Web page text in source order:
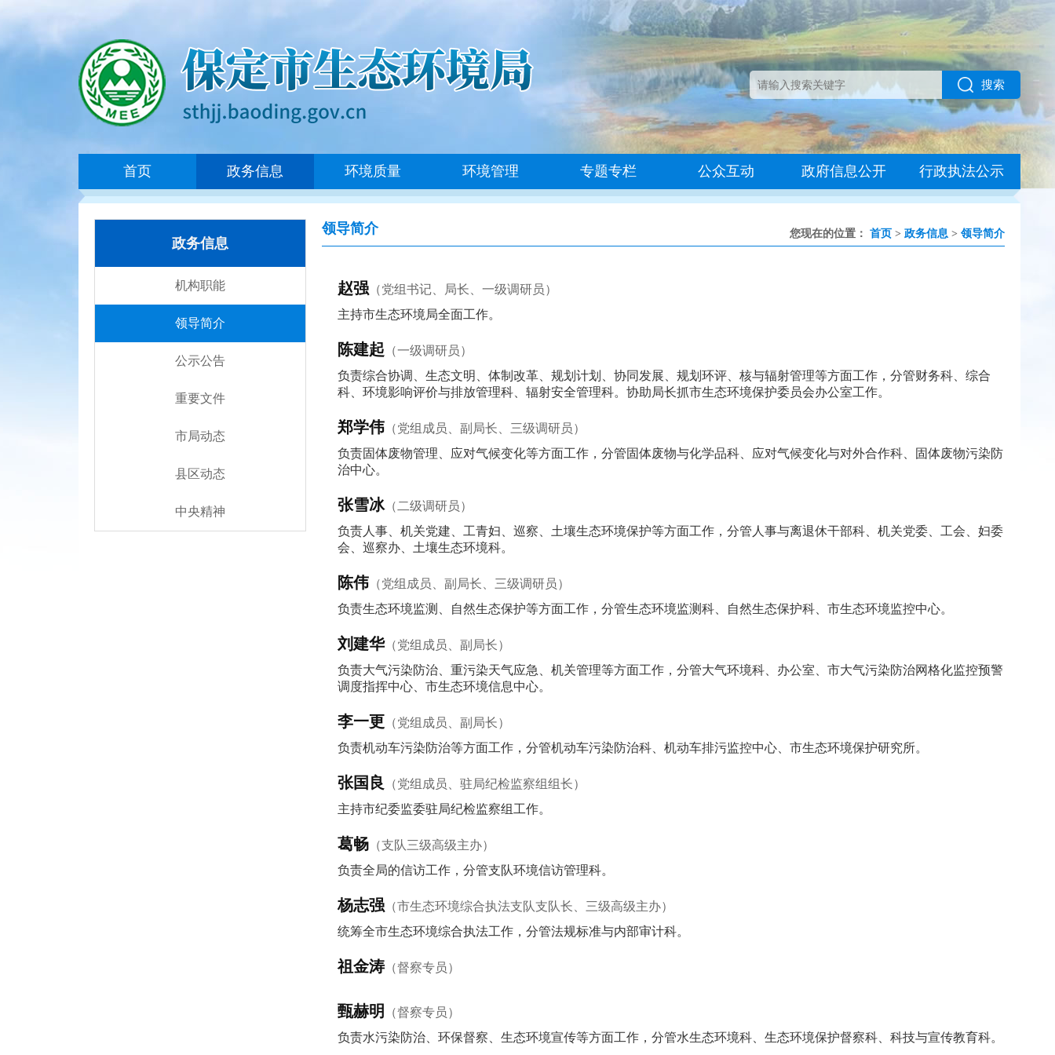
搜索
首页 政务信息 环境质量 环境管理 专题专栏 公众互动 政府信息公开 行政执法公示
政务信息
机构职能
领导简介
公示公告
重要文件
市局动态
县区动态
中央精神
领导简介 您现在的位置： 首页 > 政务信息 > 领导简介
赵强 （党组书记、局长、一级调研员）
主持市生态环境局全面工作。
陈建起 （一级调研员）
负责综合协调、生态文明、体制改革、规划计划、协同发展、规划环评、核与辐射管理等方面工作，分管财务科、综合
科、环境影响评价与排放管理科、辐射安全管理科。协助局长抓市生态环境保护委员会办公室工作。
郑学伟 （党组成员、副局长、三级调研员）
负责固体废物管理、应对气候变化等方面工作，分管固体废物与化学品科、应对气候变化与对外合作科、固体废物污染防
治中心。
张雪冰（二级调研员）
负责人事、机关党建、工青妇、巡察、土壤生态环境保护等方面工作，分管人事与离退休干部科、机关党委、工会、妇委
会、巡察办、土壤生态环境科。
陈伟 （党组成员、副局长、三级调研员）
负责生态环境监测、自然生态保护等方面工作，分管生态环境监测科、自然生态保护科、市生态环境监控中心。
刘建华（党组成员、副局长）
负责大气污染防治、重污染天气应急、机关管理等方面工作，分管大气环境科、办公室、市大气污染防治网格化监控预警
调度指挥中心、市生态环境信息中心。
李一更 （党组成员、副局长）
负责机动车污染防治等方面工作，分管机动车污染防治科、机动车排污监控中心、市生态环境保护研究所。
张国良
（党组成员、驻局纪检监察组组长）
主持市纪委监委驻局纪检监察组工作。
葛畅 （支队三级高级主办）
负责全局的信访工作，分管支队环境信访管理科。
杨志强 （市生态环境综合执法支队支队长、三级高级主办）
统筹全市生态环境综合执法工作，分管法规标准与内部审计科。
祖金涛 （督察专员）
甄赫明
（督察专员）
负责水污染防治、环保督察、生态环境宣传等方面工作，分管水生态环境科、生态环境保护督察科、科技与宣传教育科。